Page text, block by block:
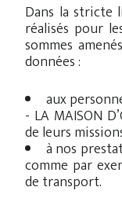
Dans la stricte
réalisés pour
sommes
données :
aux
- LA MAISON
de leurs
à nos
comme par
de transport.